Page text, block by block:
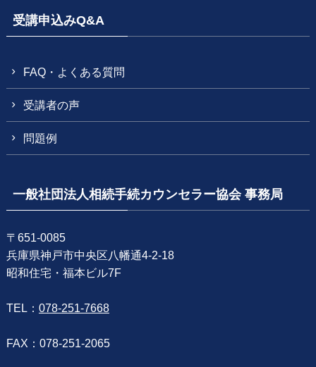
受講申込みQ&A
FAQ・よくある質問
受講者の声
問題例
一般社団法人相続手続カウンセラー協会 事務局
〒651-0085
兵庫県神戸市中央区八幡通4-2-18
昭和住宅・福本ビル7F
TEL： 078-251-7668
FAX：078-251-2065